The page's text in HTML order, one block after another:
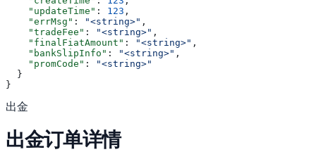
    "updateTime"
: 123 ,
    "errMsg"
: "<string>" ,
    "tradeFee"
: "<string>" ,
    "finalFiatAmount"
: "<string>" ,
    "bankSlipInfo"
: "<string>" ,
    "promCode"
:
"<string>"
  }
}
出金
出金订单详情